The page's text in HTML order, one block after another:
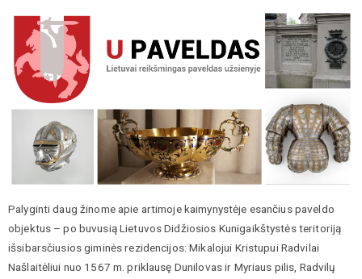
Palyginti daug žinome apie artimoje kaimynystėje esančius paveldo
objektus – po buvusią Lietuvos Didžiosios Kunigaikštystės teritoriją
išsibarsčiusios giminės rezidencijos: Mikalojui Kristupui Radvilai
Našlaitėliui nuo 1567 m. priklausę Dunilovas ir Myriaus pilis, Radvilų